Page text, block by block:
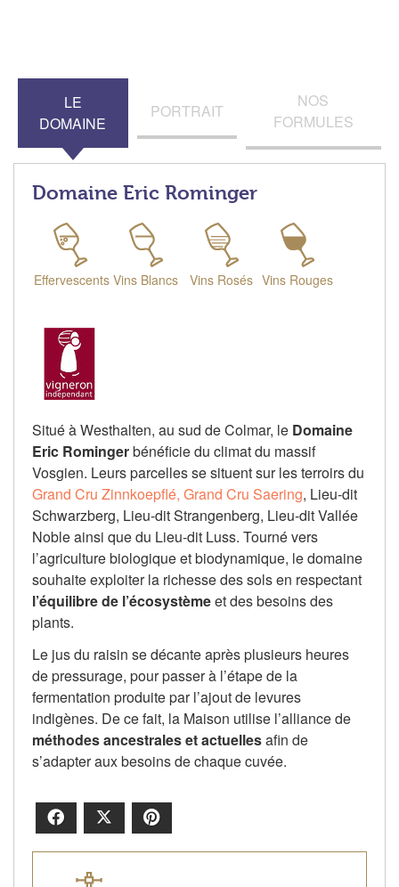
LE
DOMAINE
PORTRAIT
NOS
FORMULES
Domaine Eric Rominger
Effervescents Vins Blancs Vins Rosés Vins Rouges
Situé à Westhalten, au sud de Colmar, le Domaine
Eric Romingerbénéficie du climat du massif
Vosgien. Leurs parcelles se situent sur les terroirs du
Grand Cru Zinnkoepflé, Grand Cru Saering, Lieu-dit
Schwarzberg, Lieu-dit Strangenberg, Lieu-dit Vallée
Noble ainsi que du Lieu-dit Luss. Tourné vers
l’agriculture biologique et biodynamique, le domaine
souhaite exploiter la richesse des sols en respectant
l’équilibre de l’écosystèmeet des besoins des
plants.
Le jus du raisin se décante après plusieurs heures
de pressurage, pour passer à l’étape de la
fermentation produite par l’ajout de levures
indigènes. De ce fait, la Maison utilise l’alliance de
méthodes ancestrales et actuellesafin de
s’adapter aux besoins de chaque cuvée.
Facebook